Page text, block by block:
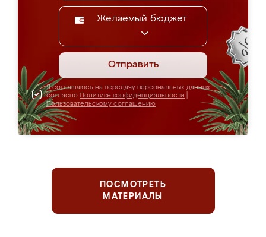
Желаемый бюджет
Отправить
Я соглашаюсь на передачу персональных данных
согласно Политике конфиденциальности
Пользовательскому соглашению
ПОСМОТРЕТЬ
МАТЕРИАЛЫ